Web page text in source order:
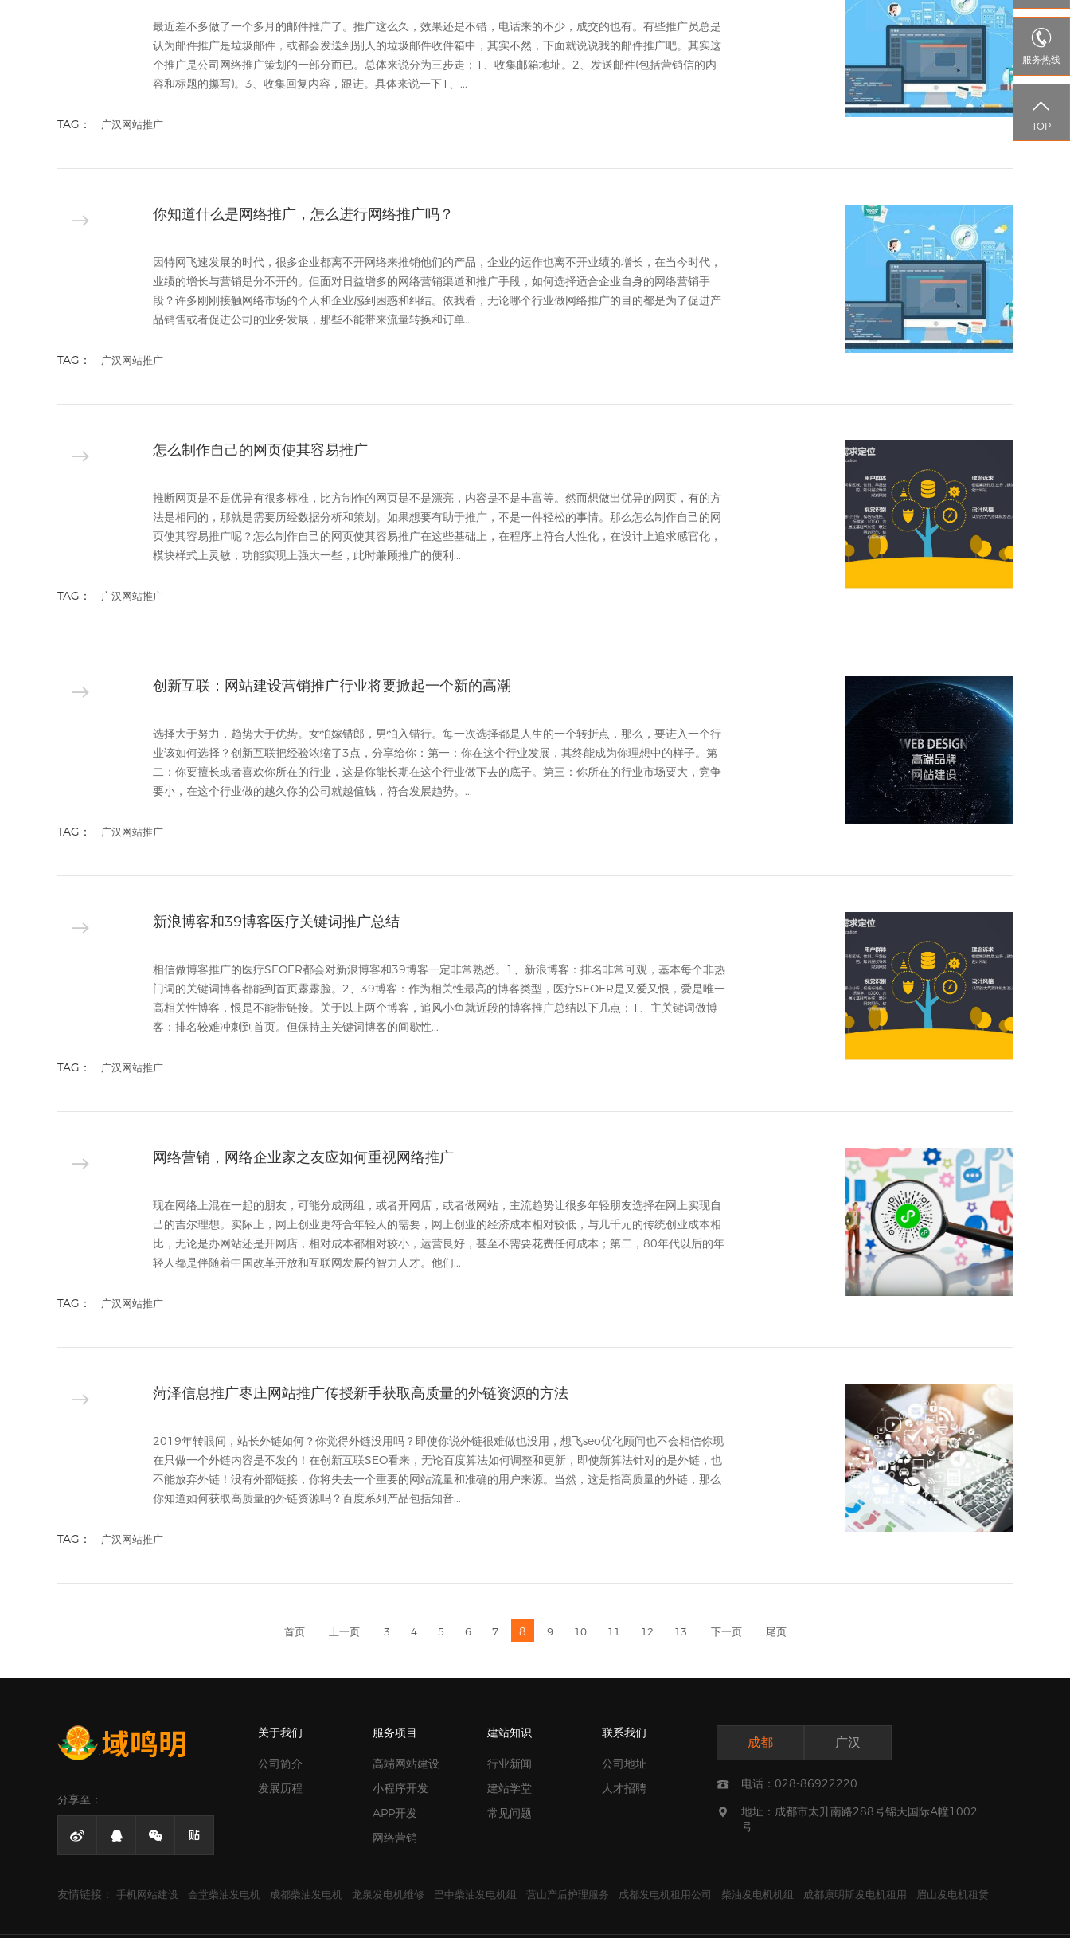
最近差不多做了一个多月的邮件推广了。推广这么久，效果还是不错，电话来的不少，成交的也有。有些推广员总是
认为邮件推广是垃圾邮件，或都会发送到别人的垃圾邮件收件箱中，其实不然，下面就说说我的邮件推广吧。其实这
个推广是公司网络推广策划的一部分而已。总体来说分为三步走：1、收集邮箱地址。2、发送邮件(包括营销信的内
容和标题的攥写)。3、收集回复内容，跟进。具体来说一下1、...
TAG： 广汉网站推广
你知道什么是网络推广，怎么进行网络推广吗？
因特网飞速发展的时代，很多企业都离不开网络来推销他们的产品，企业的运作也离不开业绩的增长，在当今时代，
业绩的增长与营销是分不开的。但面对日益增多的网络营销渠道和推广手段，如何选择适合企业自身的网络营销手
段？许多刚刚接触网络市场的个人和企业感到困惑和纠结。依我看，无论哪个行业做网络推广的目的都是为了促进产
品销售或者促进公司的业务发展，那些不能带来流量转换和订单...
TAG： 广汉网站推广
怎么制作自己的网页使其容易推广
推断网页是不是优异有很多标准，比方制作的网页是不是漂亮，内容是不是丰富等。然而想做出优异的网页，有的方
法是相同的，那就是需要历经数据分析和策划。如果想要有助于推广，不是一件轻松的事情。那么怎么制作自己的网
页使其容易推广呢？怎么制作自己的网页使其容易推广在这些基础上，在程序上符合人性化，在设计上追求感官化，
模块样式上灵敏，功能实现上强大一些，此时兼顾推广的便利...
TAG： 广汉网站推广
创新互联：网站建设营销推广行业将要掀起一个新的高潮
选择大于努力，趋势大于优势。女怕嫁错郎，男怕入错行。每一次选择都是人生的一个转折点，那么，要进入一个行
业该如何选择？创新互联把经验浓缩了3点，分享给你：第一：你在这个行业发展，其终能成为你理想中的样子。第
二：你要擅长或者喜欢你所在的行业，这是你能长期在这个行业做下去的底子。第三：你所在的行业市场要大，竞争
要小，在这个行业做的越久你的公司就越值钱，符合发展趋势。...
TAG： 广汉网站推广
新浪博客和39博客医疗关键词推广总结
相信做博客推广的医疗SEOER都会对新浪博客和39博客一定非常熟悉。1、新浪博客：排名非常可观，基本每个非热
门词的关键词博客都能到首页露露脸。2、39博客：作为相关性最高的博客类型，医疗SEOER是又爱又恨，爱是唯一
高相关性博客，恨是不能带链接。关于以上两个博客，追风小鱼就近段的博客推广总结以下几点：1、主关键词做博
客：排名较难冲刺到首页。但保持主关键词博客的间歇性...
TAG： 广汉网站推广
网络营销，网络企业家之友应如何重视网络推广
现在网络上混在一起的朋友，可能分成两组，或者开网店，或者做网站，主流趋势让很多年轻朋友选择在网上实现自
己的吉尔理想。实际上，网上创业更符合年轻人的需要，网上创业的经济成本相对较低，与几千元的传统创业成本相
比，无论是办网站还是开网店，相对成本都相对较小，运营良好，甚至不需要花费任何成本；第二，80年代以后的年
轻人都是伴随着中国改革开放和互联网发展的智力人才。他们...
TAG： 广汉网站推广
菏泽信息推广枣庄网站推广传授新手获取高质量的外链资源的方法
2019年转眼间，站长外链如何？你觉得外链没用吗？即使你说外链很难做也没用，想飞seo优化顾问也不会相信你现
在只做一个外链内容是不发的！在创新互联SEO看来，无论百度算法如何调整和更新，即使新算法针对的是外链，也
不能放弃外链！没有外部链接，你将失去一个重要的网站流量和准确的用户来源。当然，这是指高质量的外链，那么
你知道如何获取高质量的外链资源吗？百度系列产品包括知音...
TAG： 广汉网站推广
首页 上一页 3 4 5 6 7 8 9 10 11 12 13 下一页 尾页
分享至：
   
关于我们
公司简介
发展历程
服务项目
高端网站建设
小程序开发
APP开发
网络营销
建站知识
行业新闻
建站学堂
常见问题
联系我们
公司地址
人才招聘
成都 广汉
 电话：028-86922220

地址：成都市太升南路288号锦天国际A幢1002
号
友情链接： 手机网站建设 金堂柴油发电机 成都柴油发电机 龙泉发电机维修 巴中柴油发电机组 营山产后护理服务 成都发电机租用公司 柴油发电机机组 成都康明斯发电机租用 眉山发电机租赁

服务热线

TOP